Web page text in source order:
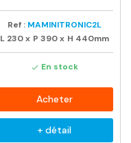
Ref : MAMINITRONIC2L
L 230 x P 390 x H 440mm
 En stock
Acheter
+ détail